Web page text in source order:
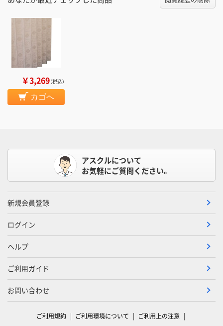
￥3,269（税込）
カゴへ
アスクルについて
お気軽にご質問ください。
新規会員登録
ログイン
ヘルプ
ご利用ガイド
お問い合わせ
ご利用規約 ご利用環境について
ご利用上の注意